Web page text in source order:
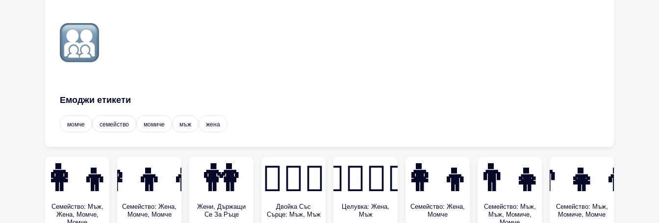
Емоджи етикети
момче семейство момиче мъж жена
👨‍👩‍👦‍👦
Семейство: Мъж,
Жена, Момче,
👩‍👦‍👦
Семейство: Жена,
Момче, Момче
👭
Жени, Държащи
Се За Ръце
👨‍❤️‍👨
Двойка Със
Сърце: Мъж, Мъж
👩‍❤️‍💋‍👨
Целувка: Жена,
Мъж
👩‍👦
Семейство: Жена,
Момче
👨‍👨‍👧‍👦
Семейство: Мъж,
Мъж, Момиче,
👨‍👧‍👦
Семейство: Мъж,
Момиче, Момче